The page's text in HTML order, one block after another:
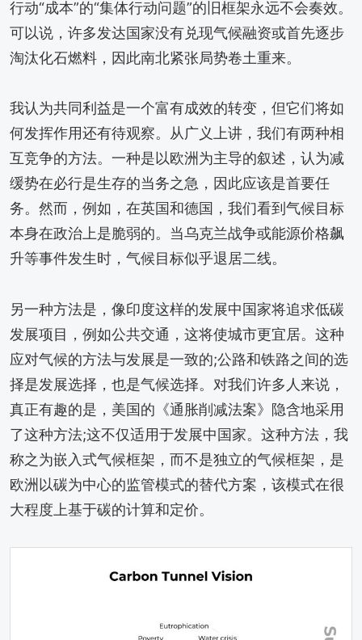
行动“成本”的“集体行动问题”的旧框架永远不会奏效。
可以说，许多发达国家没有兑现气候融资或首先逐步
淘汰化石燃料，因此南北紧张局势卷土重来。
我认为共同利益是一个富有成效的转变，但它们将如
何发挥作用还有待观察。从广义上讲，我们有两种相
互竞争的方法。一种是以欧洲为主导的叙述，认为减
缓势在必行是生存的当务之急，因此应该是首要任
务。然而，例如，在英国和德国，我们看到气候目标
本身在政治上是脆弱的。当乌克兰战争或能源价格飙
升等事件发生时，气候目标似乎退居二线。
另一种方法是，像印度这样的发展中国家将追求低碳
发展项目，例如公共交通，这将使城市更宜居。这种
应对气候的方法与发展是一致的;公路和铁路之间的选
择是发展选择，也是气候选择。对我们许多人来说，
真正有趣的是，美国的《通胀削减法案》隐含地采用
了这种方法;这不仅适用于发展中国家。这种方法，我
称之为嵌入式气候框架，而不是独立的气候框架，是
欧洲以碳为中心的监管模式的替代方案，该模式在很
大程度上基于碳的计算和定价。